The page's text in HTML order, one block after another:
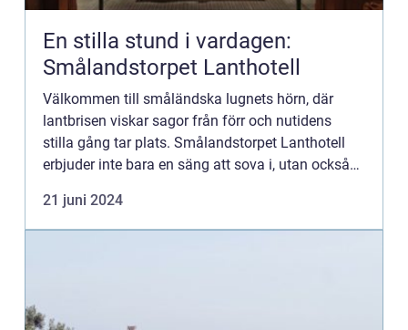
En stilla stund i vardagen:
Smålandstorpet Lanthotell
Välkommen till småländska lugnets hörn, där
lantbrisen viskar sagor från förr och nutidens
stilla gång tar plats. Smålandstorpet Lanthotell
erbjuder inte bara en säng att sova i, utan också
stanna och den n...
21 juni 2024